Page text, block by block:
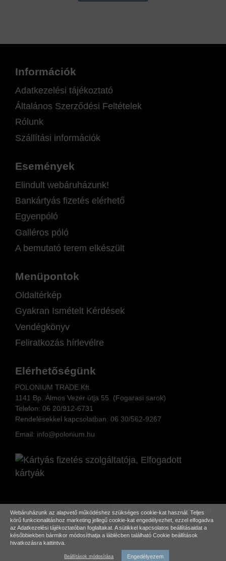
Webáruházunk az alapvető működéshez szükséges cookie-kat használ. Teljes
körű funkcionalitáshoz marketing jellegű cookie-kat engedélyezhet, ezzel elfogadva
az Adatkezelési tájékoztatóban foglaltakat. A sütikkel kapcsolatos beállításaidat a
későbbiekben bármikor módosíthatja a láblécben található Cookie beállítások
hivatkozásra kattintva.
Beállítások módosítása Engedélyezem
Információk
Adatkezelési tájékoztató
Általános Szerződési Feltételek
Rólunk
Szállítási információk
Események
Elindult webáruházunk!
Bankártyás fizetés elérhető
Egyenpóló
Galléros póló
A bemutató terem elkészült
Menüpontok
Oldaltérkép
Gyakran Ismételt Kérdések
Vendégkönyv
Feliratkozás hírlevélre
Elérhetőségünk
POLONIUM TRADE Kft.
1141 Bp. Álmos Vezér útja 55. (Fogarasi sarok)
Telefon: 06 20/912-6731
Rendelésekkel kapcsolatban: 06 30/562-9267
Email: info@polonium.hu
Kezdőlap Teljes terméklista Blog
Kapcsolat
Elállás a vásárlástól
Feliratkozás hírlevélre
© 2017 - 2026 - polonium.hu